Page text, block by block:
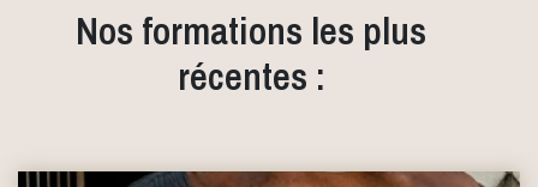
Nos formations les plus
récentes :